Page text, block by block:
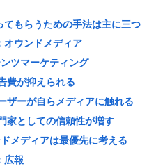
てもらうための手法は主に三つ
オウンドメディア
ツマーケティング
費が抑えられる
ザーが自らメディアに触れる
家としての信頼性が増す
メディアは最優先に考える
広報